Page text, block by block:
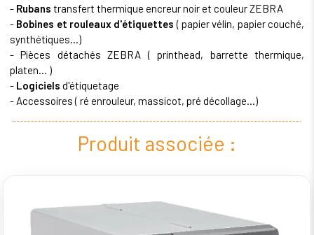
- Rubans transfert thermique encreur noir et couleur ZEBRA
- Bobines et rouleaux d'étiquettes ( papier vélin, papier couché,
synthétiques...)
- Pièces détachés ZEBRA ( printhead, barrette thermique,
platen... )
- Logiciels d'étiquetage
- Accessoires ( ré enrouleur, massicot, pré décollage...)
Produit associée :